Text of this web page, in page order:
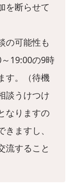
を断らせて
の可能性も
19:00の9時
す。（待機
談うけつけ
なりますの
ますし、
流すること